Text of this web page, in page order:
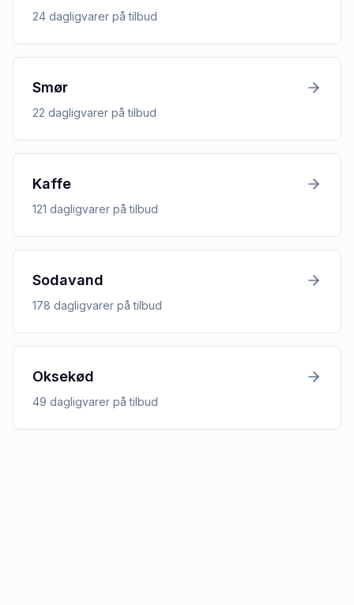
24 dagligvarer på tilbud
Smør
22 dagligvarer på tilbud
Kaffe
121 dagligvarer på tilbud
Sodavand
178 dagligvarer på tilbud
Oksekød
49 dagligvarer på tilbud